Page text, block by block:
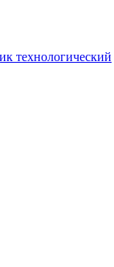
технологический